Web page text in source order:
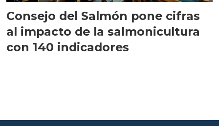
Consejo del Salmón pone cifras
al impacto de la salmonicultura
con 140 indicadores